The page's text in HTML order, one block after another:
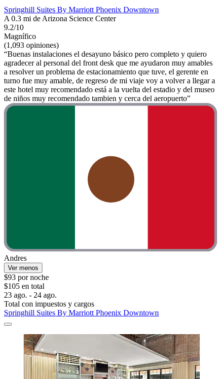
Springhill Suites By Marriott Phoenix Downtown
A 0.3 mi de Arizona Science Center
9.2/10
Magnífico
(1,093 opiniones)
“Buenas instalaciones el desayuno básico pero completo y quiero
agradecer al personal del front desk que me ayudaron muy amables
a resolver un problema de estacionamiento que tuve, el gerente en
turno fue muy amable, de regreso de mi viaje voy a volver a llegar a
este hotel muy recomendado está a la vuelta del estadio y del museo
de niños muy recomendado tambien y cerca del aeropuerto”
Andres
Ver menos
$93 por noche
$105 en total
23 ago. - 24 ago.
Total con impuestos y cargos
Springhill Suites By Marriott Phoenix Downtown